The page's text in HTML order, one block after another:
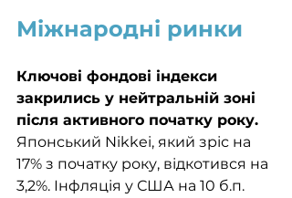
Міжнародні ринки
Ключові фондові індекси
закрились у нейтральній зоні
після активного початку року.
Японський Nikkei, який зріс на
17% з початку року, відкотився на
3,2%. Інфляція у США на 10 б.п.